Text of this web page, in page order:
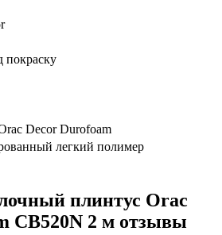
покраску
Decor Durofoam
легкий полимер
плинтус Orac
CB520N 2 м отзывы